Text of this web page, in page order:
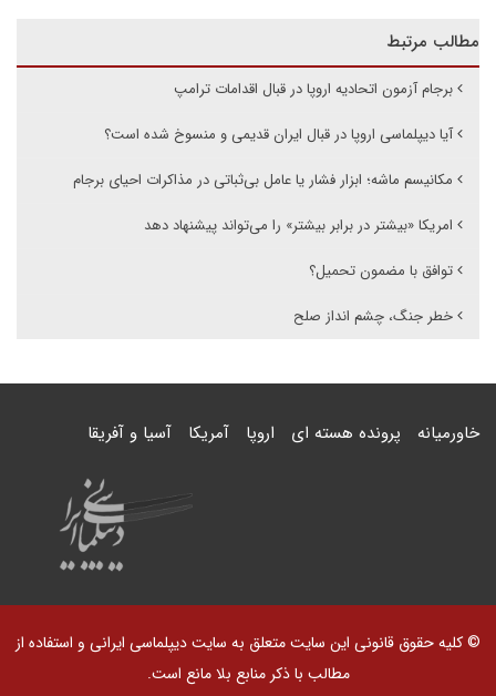
مطالب مرتبط
برجام آزمون اتحادیه اروپا در قبال اقدامات ترامپ
آیا دیپلماسی اروپا در قبال ایران قدیمی و منسوخ شده است؟
مکانیسم ماشه؛ ابزار فشار یا عامل بی‌ثباتی در مذاکرات احیای برجام
امریکا «بیشتر در برابر بیشتر» را می‌تواند پیشنهاد دهد
توافق با مضمون تحمیل؟
خطر جنگ، چشم انداز صلح
خاورمیانه پرونده هسته ای اروپا آمریکا آسیا و آفریقا
© کلیه حقوق قانونی این سایت متعلق به سایت دیپلماسی ایرانی و استفاده از
مطالب با ذکر منابع بلا مانع است.